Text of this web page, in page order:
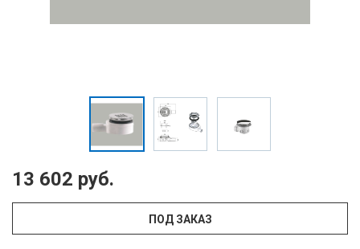
13 602 руб.
ПОД ЗАКАЗ